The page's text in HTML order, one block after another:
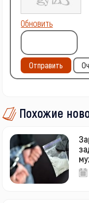
Обновить
Отправить
Похожие